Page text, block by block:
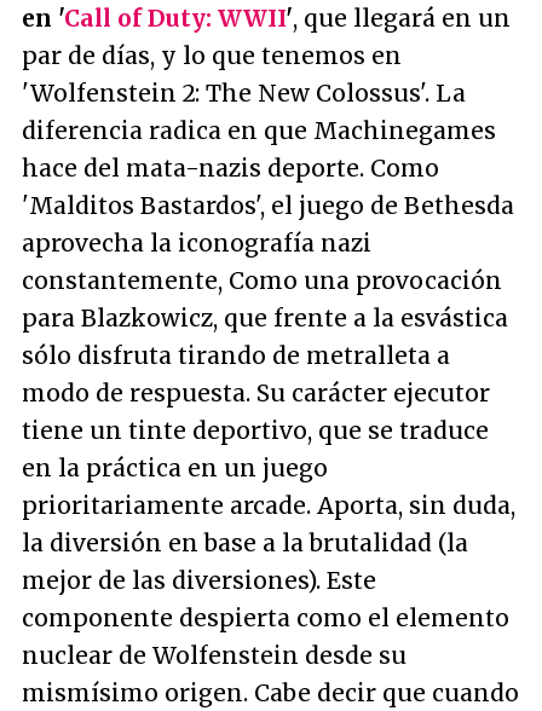
en 'Call of Duty: WWII', que llegará en un
par de días, y lo que tenemos en
'Wolfenstein 2: The New Colossus'. La
diferencia radica en que Machinegames
hace del mata-nazis deporte. Como
'Malditos Bastardos', el juego de Bethesda
aprovecha la iconografía nazi
constantemente, Como una provocación
para Blazkowicz, que frente a la esvástica
sólo disfruta tirando de metralleta a
modo de respuesta. Su carácter ejecutor
tiene un tinte deportivo, que se traduce
en la práctica en un juego
prioritariamente arcade. Aporta, sin duda,
la diversión en base a la brutalidad (la
mejor de las diversiones). Este
componente despierta como el elemento
nuclear de Wolfenstein desde su
mismísimo origen. Cabe decir que cuando